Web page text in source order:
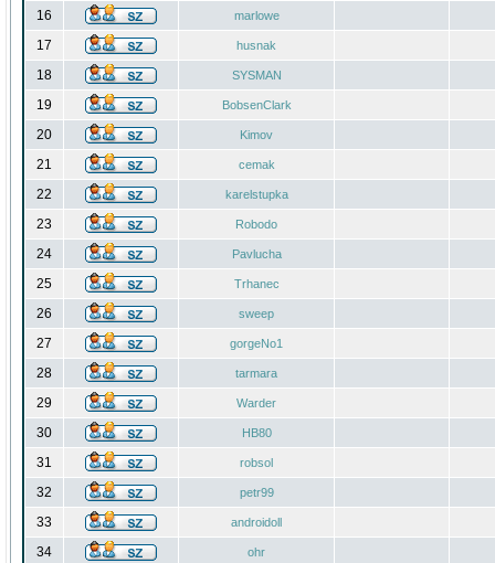
16 marlowe
17 husnak
18 SYSMAN
19 BobsenClark
20 Kimov
21 cemak
22 karelstupka
23 Robodo
24 Pavlucha
25 Trhanec
26 sweep
27 gorgeNo1
28 tarmara
29 Warder
30 HB80
31 robsol
32 petr99
33 androidoll
34 ohr